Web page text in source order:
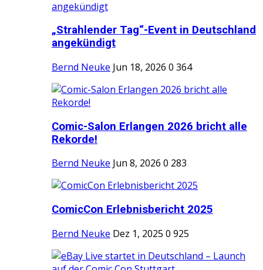
„Strahlender Tag“-Event in Deutschland
angekündigt
Bernd Neuke Jun 18, 2026 0 364
Comic-Salon Erlangen 2026 bricht alle
Rekorde!
Bernd Neuke Jun 8, 2026 0 283
ComicCon Erlebnisbericht 2025
Bernd Neuke Dez 1, 2025 0 925